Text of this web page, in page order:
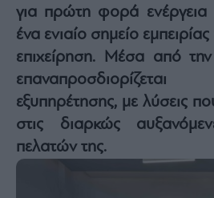
Auto
Life
&
Style
Υγεία
Architecture
&
Design
για πρώτη φορά ενέργεια
ένα ενιαίο σημείο εμπειρίας
επιχείρηση. Μέσα από
εξυπηρέτησης, με λύσεις
στις διαρκώς
πελατών της.